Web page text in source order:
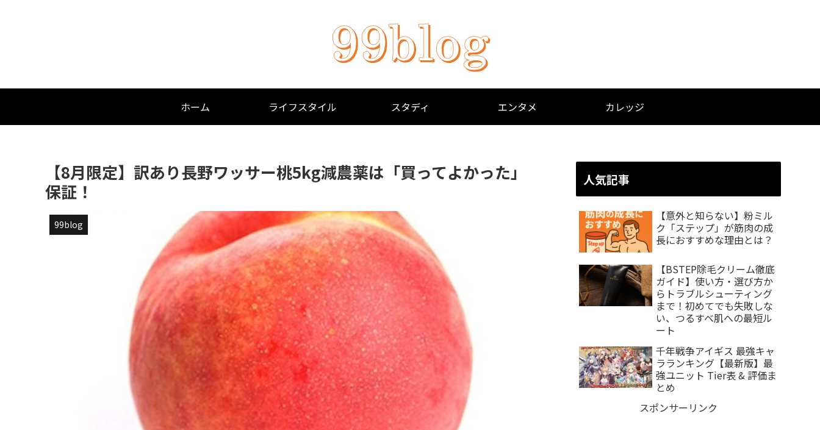
ホーム ライフスタイル スタディ エンタメ カレッジ
【8月限定】訳あり長野ワッサー桃5kg減農薬は「買ってよかった」
保証！
99blog
人気記事
【意外と知らない】粉ミル
ク「ステップ」が筋肉の成
長におすすめな理由とは？
【BSTEP除毛クリーム徹底
ガイド】使い方・選び方か
らトラブルシューティング
まで！初めてでも失敗しな
い、つるすべ肌への最短ル
ート
千年戦争アイギス 最強キャ
ラランキング【最新版】最
強ユニット Tier表 & 評価ま
とめ
スポンサーリンク